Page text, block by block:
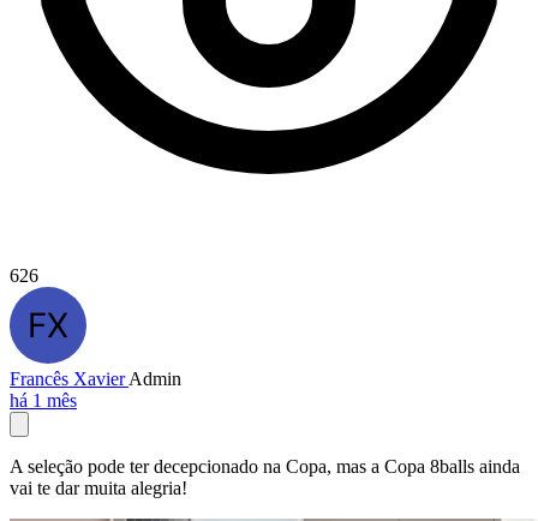
626
Francês XavierAdmin
há 1 mês
A seleção pode ter decepcionado na Copa, mas a Copa 8balls ainda
vai te dar muita alegria!